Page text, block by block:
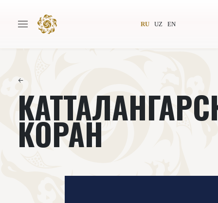
RU UZ EN
Авторы Всемирное общество
Издательство
←
КОРАН